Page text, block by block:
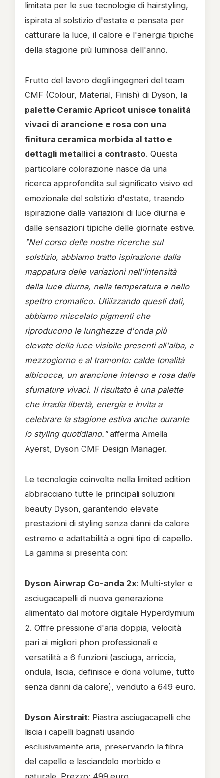
limitata per le sue tecnologie di hairstyling,
ispirata al solstizio d'estate e pensata per
catturare la luce, il calore e l'energia tipiche
della stagione più luminosa dell'anno.
Frutto del lavoro degli ingegneri del team
CMF (Colour, Material, Finish) di Dyson, la
palette Ceramic Apricot unisce tonalità
vivaci di arancione e rosa con una
finitura ceramica morbida al tatto e
dettagli metallici a contrasto. Questa
particolare colorazione nasce da una
ricerca approfondita sul significato visivo ed
emozionale del solstizio d'estate, traendo
ispirazione dalle variazioni di luce diurna e
dalle sensazioni tipiche delle giornate estive.
"Nel corso delle nostre ricerche sul
solstizio, abbiamo tratto ispirazione dalla
mappatura delle variazioni nell'intensità
della luce diurna, nella temperatura e nello
spettro cromatico. Utilizzando questi dati,
abbiamo miscelato pigmenti che
riproducono le lunghezze d'onda più
elevate della luce visibile presenti all'alba, a
mezzogiorno e al tramonto: calde tonalità
albicocca, un arancione intenso e rosa dalle
sfumature vivaci. Il risultato è una palette
che irradia libertà, energia e invita a
celebrare la stagione estiva anche durante
lo styling quotidiano."afferma Amelia
Ayerst, Dyson CMF Design Manager.
Le tecnologie coinvolte nella limited edition
abbracciano tutte le principali soluzioni
beauty Dyson, garantendo elevate
prestazioni di styling senza danni da calore
estremo e adattabilità a ogni tipo di capello.
La gamma si presenta con:
Dyson Airwrap Co-anda 2x: Multi-styler e
asciugacapelli di nuova generazione
alimentato dal motore digitale Hyperdymium
2. Offre pressione d'aria doppia, velocità
pari ai migliori phon professionali e
versatilità a 6 funzioni (asciuga, arriccia,
ondula, liscia, definisce e dona volume, tutto
senza danni da calore), venduto a 649 euro.
Dyson Airstrait: Piastra asciugacapelli che
liscia i capelli bagnati usando
esclusivamente aria, preservando la fibra
del capello e lasciandolo morbido e
naturale. Prezzo: 499 euro.